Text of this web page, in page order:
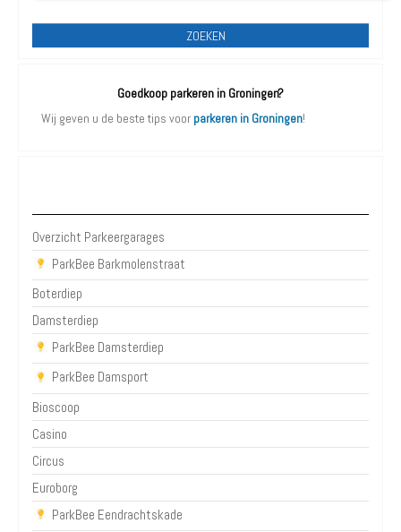
ZOEKEN
Goedkoop parkeren in Groningen?
Wij geven u de beste tips voor parkeren in Groningen!
Overzicht Parkeergarages
ParkBee Barkmolenstraat
Boterdiep
Damsterdiep
ParkBee Damsterdiep
ParkBee Damsport
Bioscoop
Casino
Circus
Euroborg
ParkBee Eendrachtskade